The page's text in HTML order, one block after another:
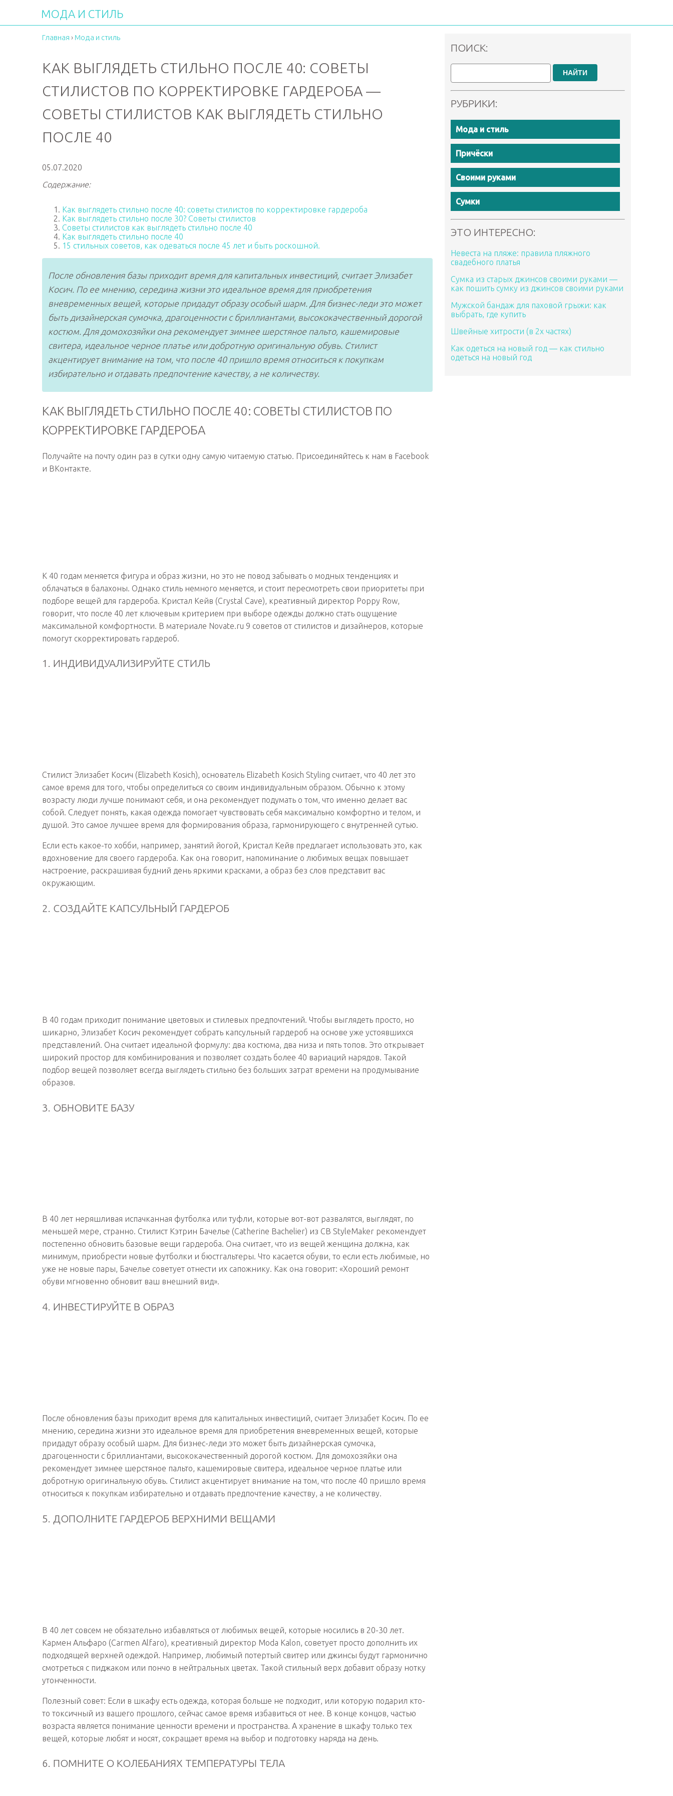
МОДА И СТИЛЬ
Главная › Мода и стиль
КАК ВЫГЛЯДЕТЬ СТИЛЬНО ПОСЛЕ 40: СОВЕТЫ
СТИЛИСТОВ ПО КОРРЕКТИРОВКЕ ГАРДЕРОБА —
СОВЕТЫ СТИЛИСТОВ КАК ВЫГЛЯДЕТЬ СТИЛЬНО
ПОСЛЕ 40
05.07.2020
Содержание:
Как выглядеть стильно после 40: советы стилистов по корректировке гардероба
Как выглядеть стильно после 30? Советы стилистов
Советы стилистов как выглядеть стильно после 40
Как выглядеть стильно после 40
15 стильных советов, как одеваться после 45 лет и быть роскошной.
После обновления базы приходит время для капитальных инвестиций, считает Элизабет
Косич. По ее мнению, середина жизни это идеальное время для приобретения
вневременных вещей, которые придадут образу особый шарм. Для бизнес-леди это может
быть дизайнерская сумочка, драгоценности с бриллиантами, высококачественный дорогой
костюм. Для домохозяйки она рекомендует зимнее шерстяное пальто, кашемировые
свитера, идеальное черное платье или добротную оригинальную обувь. Стилист
акцентирует внимание на том, что после 40 пришло время относиться к покупкам
избирательно и отдавать предпочтение качеству, а не количеству.
КАК ВЫГЛЯДЕТЬ СТИЛЬНО ПОСЛЕ 40: СОВЕТЫ СТИЛИСТОВ ПО
КОРРЕКТИРОВКЕ ГАРДЕРОБА
Получайте на почту один раз в сутки одну самую читаемую статью. Присоединяйтесь к нам в Facebook
и ВКонтакте.
К 40 годам меняется фигура и образ жизни, но это не повод забывать о модных тенденциях и
облачаться в балахоны. Однако стиль немного меняется, и стоит пересмотреть свои приоритеты при
подборе вещей для гардероба. Кристал Кейв (Crystal Cave), креативный директор Poppy Row,
говорит, что после 40 лет ключевым критерием при выборе одежды должно стать ощущение
максимальной комфортности. В материале Novate.ru 9 советов от стилистов и дизайнеров, которые
помогут скорректировать гардероб.
1. ИНДИВИДУАЛИЗИРУЙТЕ СТИЛЬ
Стилист Элизабет Косич (Elizabeth Kosich), основатель Elizabeth Kosich Styling считает, что 40 лет это
самое время для того, чтобы определиться со своим индивидуальным образом. Обычно к этому
возрасту люди лучше понимают себя, и она рекомендует подумать о том, что именно делает вас
собой. Следует понять, какая одежда помогает чувствовать себя максимально комфортно и телом, и
душой. Это самое лучшее время для формирования образа, гармонирующего с внутренней сутью.
Если есть какое-то хобби, например, занятий йогой, Кристал Кейв предлагает использовать это, как
вдохновение для своего гардероба. Как она говорит, напоминание о любимых вещах повышает
настроение, раскрашивая будний день яркими красками, а образ без слов представит вас
окружающим.
2. СОЗДАЙТЕ КАПСУЛЬНЫЙ ГАРДЕРОБ
В 40 годам приходит понимание цветовых и стилевых предпочтений. Чтобы выглядеть просто, но
шикарно, Элизабет Косич рекомендует собрать капсульный гардероб на основе уже устоявшихся
представлений. Она считает идеальной формулу: два костюма, два низа и пять топов. Это открывает
широкий простор для комбинирования и позволяет создать более 40 вариаций нарядов. Такой
подбор вещей позволяет всегда выглядеть стильно без больших затрат времени на продумывание
образов.
3. ОБНОВИТЕ БАЗУ
В 40 лет неряшливая испачканная футболка или туфли, которые вот-вот развалятся, выглядят, по
меньшей мере, странно. Стилист Кэтрин Бачелье (Catherine Bachelier) из CB StyleMaker рекомендует
постепенно обновить базовые вещи гардероба. Она считает, что из вещей женщина должна, как
минимум, приобрести новые футболки и бюстгальтеры. Что касается обуви, то если есть любимые, но
уже не новые пары, Бачелье советует отнести их сапожнику. Как она говорит: «Хороший ремонт
обуви мгновенно обновит ваш внешний вид».
4. ИНВЕСТИРУЙТЕ В ОБРАЗ
После обновления базы приходит время для капитальных инвестиций, считает Элизабет Косич. По ее
мнению, середина жизни это идеальное время для приобретения вневременных вещей, которые
придадут образу особый шарм. Для бизнес-леди это может быть дизайнерская сумочка,
драгоценности с бриллиантами, высококачественный дорогой костюм. Для домохозяйки она
рекомендует зимнее шерстяное пальто, кашемировые свитера, идеальное черное платье или
добротную оригинальную обувь. Стилист акцентирует внимание на том, что после 40 пришло время
относиться к покупкам избирательно и отдавать предпочтение качеству, а не количеству.
5. ДОПОЛНИТЕ ГАРДЕРОБ ВЕРХНИМИ ВЕЩАМИ
В 40 лет совсем не обязательно избавляться от любимых вещей, которые носились в 20-30 лет.
Кармен Альфаро (Carmen Alfaro), креативный директор Moda Kalon, советует просто дополнить их
подходящей верхней одеждой. Например, любимый потертый свитер или джинсы будут гармонично
смотреться с пиджаком или пончо в нейтральных цветах. Такой стильный верх добавит образу нотку
утонченности.
Полезный совет: Если в шкафу есть одежда, которая больше не подходит, или которую подарил кто-
то токсичный из вашего прошлого, сейчас самое время избавиться от нее. В конце концов, частью
возраста является понимание ценности времени и пространства. А хранение в шкафу только тех
вещей, которые любят и носят, сокращает время на выбор и подготовку наряда на день.
6. ПОМНИТЕ О КОЛЕБАНИЯХ ТЕМПЕРАТУРЫ ТЕЛА
ПОИСК:
НАЙТИ
РУБРИКИ:
Мода и стиль
Причёски
Своими руками
Сумки
ЭТО ИНТЕРЕСНО:
Невеста на пляже: правила пляжного
свадебного платья
Сумка из старых джинсов своими руками —
как пошить сумку из джинсов своими руками
Мужской бандаж для паховой грыжи: как
выбрать, где купить
Швейные хитрости (в 2х частях)
Как одеться на новый год — как стильно
одеться на новый год